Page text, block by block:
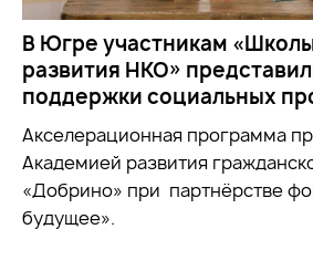
В Югре участникам
развития НКО»
поддержки социальных
Акселерационная программа
Академией развития
«Добрино» при партнёрстве
будущее».